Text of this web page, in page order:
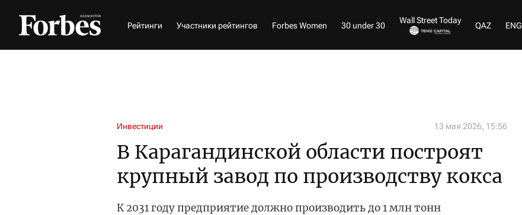
Рейтинги Участники рейтингов Forbes Women 30 under 30
Wall Street Today
QAZ ENG
Инвестиции 13 мая 2026, 15:56
В Карагандинской области построят
крупный завод по производству кокса
К 2031 году предприятие должно производить до 1 млн тонн